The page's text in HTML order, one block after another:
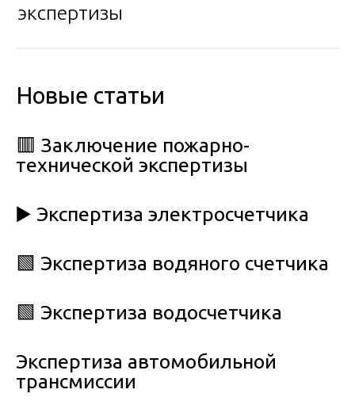
экспертизы
Новые статьи
🟥 Заключение пожарно-
технической экспертизы
▶️ Экспертиза электросчетчика
🟩 Экспертиза водяного счетчика
🟩 Экспертиза водосчетчика
Экспертиза автомобильной
трансмиссии